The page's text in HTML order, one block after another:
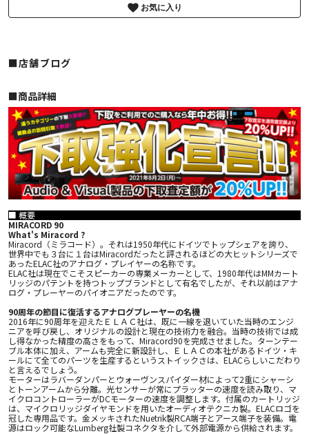
お気に入り
■店舗ブログ
■︎商品詳細
■ 概要
MIRACORD 90
What's Miracord ?
Miracord（ミラコード）。それは1950年代にドイツでトップシェアを誇り、
世界中でも３台に１台はMiracordだったと評されるほどの大ヒットシリーズで
あったELAC社のアナログ・プレイヤーの名称です。
ELAC社は現在でこそスピーカーの専業メーカーとして、1980年代はMMカート
リッジのパテントを持つトップブランドとして有名でしたが、それ以前はアナ
ログ・プレーヤーのパイオニアだったのです。
90周年の節目に復活するアナログプレーヤーの名機
2016年に90周年を迎えたＥＬＡＣ社は、既に一線を退いていた当時のエンジ
ニアを呼び戻し、オリジナルの設計と現在の技術力を融合。当時の技術では成
し得なかった精度の高さをもって、Miracord90を完成させました。ターンテー
ブル本体に加え、アームも完全に新設計し、ＥＬＡＣの本社があるドイツ・キ
ールにて全てのパーツを生産するというストイックさは、ELACらしいこだわり
と言えるでしょう。
モーターはラバーダンパーとウォーヴンスパイダー材によって2重にシャーシ
とトーンアームから分離。光センサーが常にプラッターの速度を読み取り、マ
イクロコントローラーがDCモーターの速度を調整します。付属のカートリッジ
は、マイクロリッジダイヤモンドを用いたオーディオテクニカ製。ELACロゴを
冠した専用品です。金メッキされたNuetrik製RCA端子とアース端子を装備。電
源はロック可能なLumberg社製コネクタを介して外部電源から供給されます。